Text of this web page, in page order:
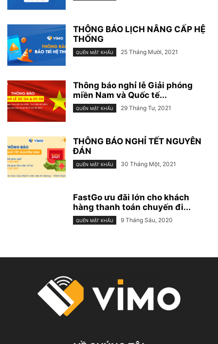
THÔNG BÁO LỊCH NÂNG CẤP HỆ
THỐNG
QUÊN MẬT KHẨU 25 Tháng Mười, 2021
Thông báo nghỉ lễ Giải phóng
miền Nam và Quốc tế...
QUÊN MẬT KHẨU 29 Tháng Tư, 2021
THÔNG BÁO NGHỈ TẾT NGUYÊN
ĐÁN
QUÊN MẬT KHẨU 30 Tháng Một, 2021
FastGo ưu đãi lớn cho khách
hàng thanh toán chuyến đi...
QUÊN MẬT KHẨU 9 Tháng Sáu, 2020